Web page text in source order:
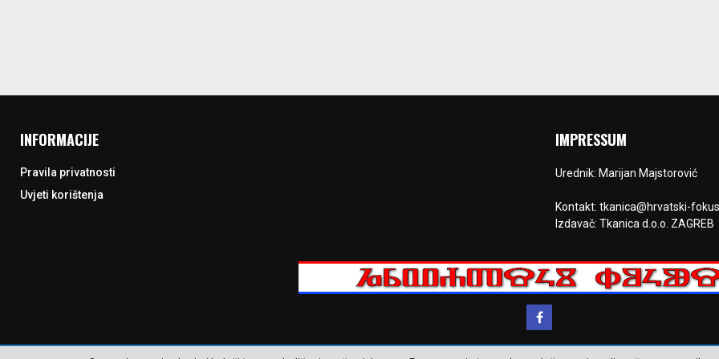
INFORMACIJE
Pravila privatnosti
Uvjeti korištenja
IMPRESSUM
Urednik: Marijan Majstorović
Kontakt: tkanica@hrvatski-
Izdavač: Tkanica d.o.o. ZAGREB